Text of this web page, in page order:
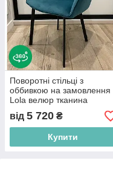
Поворотні стільці з
оббивкою на замовлення
Lola велюр тканина
екошкіра з підлокітниками
на металевих ніжках
від 5 720 ₴
Купити